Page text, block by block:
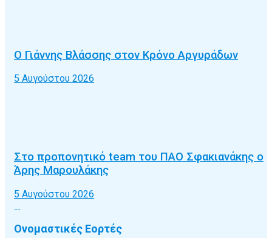
Ο Γιάννης Βλάσσης στον Κρόνο Αργυράδων
5 Αυγούστου 2026
Στο προπονητικό team του ΠΑΟ Σφακιανάκης ο
Άρης Μαρουλάκης
5 Αυγούστου 2026
Ονομαστικές Εορτές